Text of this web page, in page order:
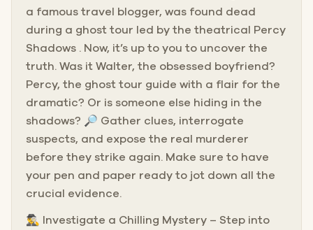
a famous travel blogger, was found dead
during a ghost tour led by the theatrical Percy
Shadows . Now, it’s up to you to uncover the
truth. Was it Walter, the obsessed boyfriend?
Percy, the ghost tour guide with a flair for the
dramatic? Or is someone else hiding in the
shadows? 🔎 Gather clues, interrogate
suspects, and expose the real murderer
before they strike again. Make sure to have
your pen and paper ready to jot down all the
crucial evidence.
🕵️‍♂️ Investigate a Chilling Mystery – Step into